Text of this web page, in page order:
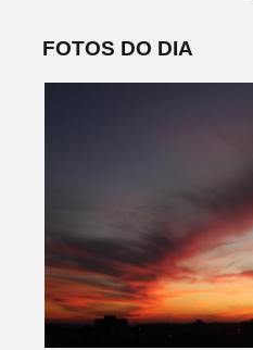
FOTOS DO DIA